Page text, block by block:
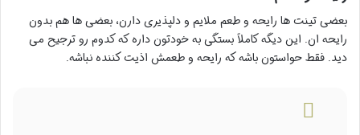
بعضی تینت ها رایحه و طعم ملایم و دلپذیری دارن، بعضی ها هم بدون
رایحه ان. این دیگه کاملاً بستگی به خودتون داره که کدوم رو ترجیح می
دید. فقط حواستون باشه که رایحه و طعمش اذیت کننده نباشه.